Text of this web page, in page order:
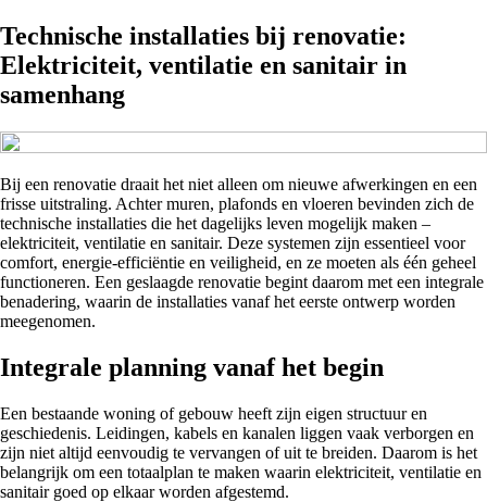
Technische installaties bij renovatie:
Elektriciteit, ventilatie en sanitair in
samenhang
Bij een renovatie draait het niet alleen om nieuwe afwerkingen en een
frisse uitstraling. Achter muren, plafonds en vloeren bevinden zich de
technische installaties die het dagelijks leven mogelijk maken –
elektriciteit, ventilatie en sanitair. Deze systemen zijn essentieel voor
comfort, energie-efficiëntie en veiligheid, en ze moeten als één geheel
functioneren. Een geslaagde renovatie begint daarom met een integrale
benadering, waarin de installaties vanaf het eerste ontwerp worden
meegenomen.
Integrale planning vanaf het begin
Een bestaande woning of gebouw heeft zijn eigen structuur en
geschiedenis. Leidingen, kabels en kanalen liggen vaak verborgen en
zijn niet altijd eenvoudig te vervangen of uit te breiden. Daarom is het
belangrijk om een totaalplan te maken waarin elektriciteit, ventilatie en
sanitair goed op elkaar worden afgestemd.